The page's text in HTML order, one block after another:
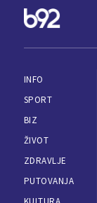
INFO
SPORT
BIZ
ŽIVOT
ZDRAVLJE
PUTOVANJA